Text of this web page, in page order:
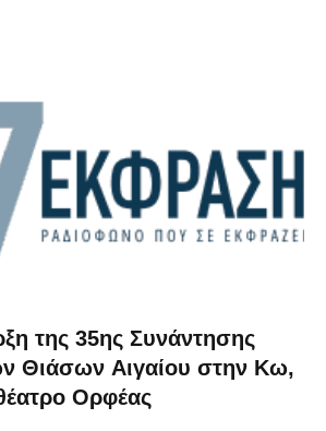
της 35ης Συνάντησης
Θιάσων Αιγαίου στην Κω,
Ορφέας